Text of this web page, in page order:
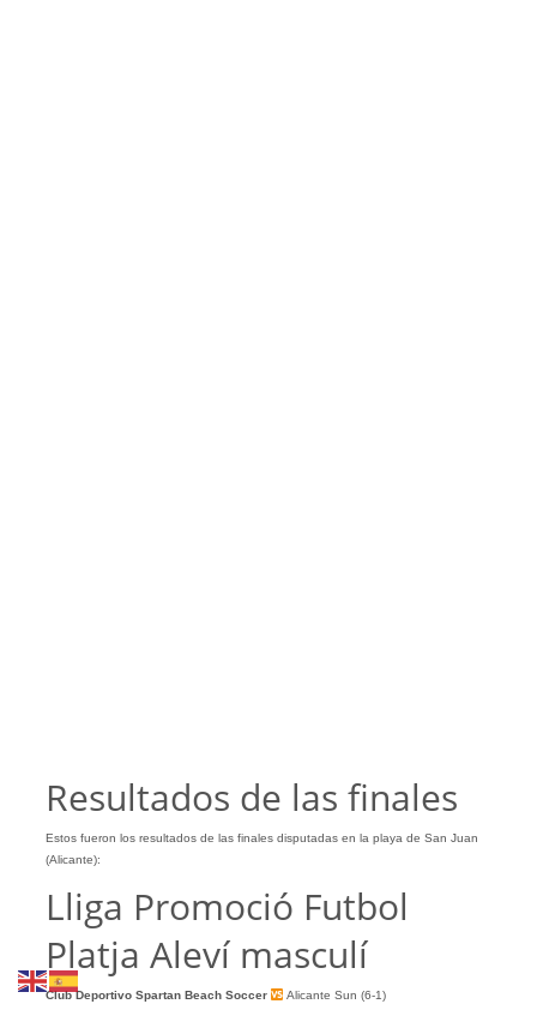
Resultados de las finales
Estos fueron los resultados de las finales disputadas en la playa de San Juan
(Alicante):
Lliga Promoció Futbol
Platja Aleví masculí
Club Deportivo Spartan Beach Soccer Alicante Sun (6-1)